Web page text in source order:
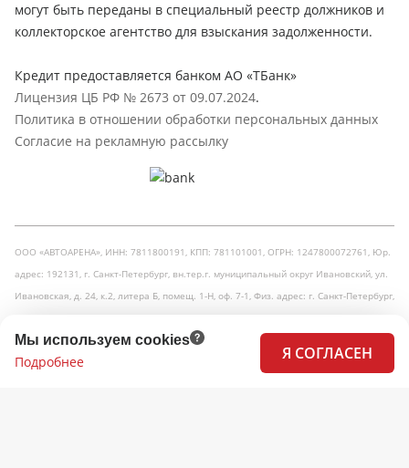
могут быть переданы в специальный реестр должников и
коллекторское агентство для взыскания задолженности.
Кредит предоставляется банком АО «ТБанк»
Лицензия ЦБ РФ № 2673 от 09.07.2024.
Политика в отношении обработки персональных данных
Согласие на рекламную рассылку
ООО «АВТОАРЕНА», ИНН: 7811800191, КПП: 781101001, ОГРН: 1247800072761, Юр.
адрес: 192131, г. Санкт-Петербург, вн.тер.г. муниципальный округ Ивановский, ул.
Ивановская, д. 24, к.2, литера Б, помещ. 1-Н, оф. 7-1, Физ. адрес: г. Санкт-Петербург,
Принимаем к оплате:
Мы используем cookies
Подробнее Я СОГЛАСЕН